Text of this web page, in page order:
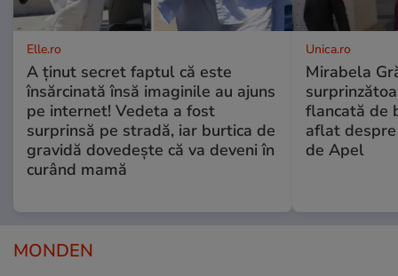
Elle.ro
A ținut secret faptul că este
însărcinată însă imaginile au ajuns
pe internet! Vedeta a fost
surprinsă pe stradă, iar burtica de
gravidă dovedește că va deveni în
curând mamă
Unica.ro
Mirabela
flancată de
aflat
de Apel
MONDEN